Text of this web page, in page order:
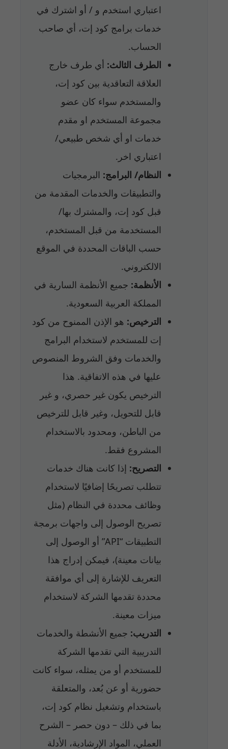
اعتباري استخدم و / أو اشترك في
خدمات برامج كود إت، أي صاحب
الحساب.
الطرف الثالث: أي طرف خارج
العلاقة التعاقدية بين كود إت،
والمستخدم سواء كان عضو
مجموعة المستخدم او مقدم
خدمات او أي شخص طبيعي/
اعتباري اخر.
النظام/ البرامج: البرمجيات
والتطبيقات والخدمات المقدمة من
قبل كود إت، والمشترك بها/
المستخدمة من قبل المستخدم،
حسب الباقات المحددة في الموقع
الالكتروني.
الأنظمة: جميع الأنظمة السارية في
المملكة العربية السعودية.
الترخيص: هو الإذن الممنوح من كود
إت للمستخدم لاستخدام البرامج
والخدمات وفق الشروط المنصوص
عليها في هذه الاتفاقية. هذا
الترخيص يكون غير حصري، و غير
قابل للتحويل، وغير قابل للترخيص
من الباطن، ومحدود بالاستخدام
المشروع فقط.
التصريح: إذا كانت هناك خدمات
تتطلب تصريحًا إضافيًا لاستخدام
وظائف محددة في النظام (مثل
تصريح الوصول إلى واجهات برمجة
التطبيقات “API” أو الوصول إلى
بيانات معينة)، فيمكن إدراج هذا
التعريف للإشارة إلى أي موافقة
محددة تقدمها الشركة لاستخدام
ميزات معينة.
التدريب: جميع الأنشطة والخدمات
التدريبية التي تقدمها الشركة
للمستخدم أو من يمثله، سواء كانت
حضورية أو عن بُعد، والمتعلقة
باستخدام وتشغيل نظام كود إت،
بما في ذلك – دون حصر – الشرح
العملي، المواد الإرشادية، الأدلة